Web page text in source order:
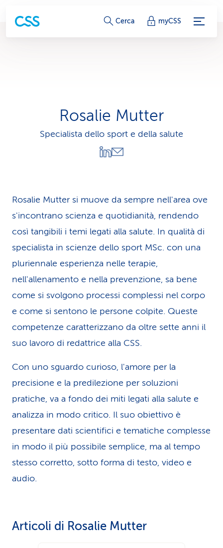
c
g
a
m
n
t
i
i
s
e
r
i
z
i
o
Cerca myCSS
Rosalie Mutter
Specialista dello sport e della salute
Rosalie Mutter si muove da sempre nell'area ove
s'incontrano scienza e quotidianità, rendendo
così tangibili i temi legati alla salute. In qualità di
specialista in scienze dello sport MSc. con una
pluriennale esperienza nelle terapie,
nell'allenamento e nella prevenzione, sa bene
come si svolgono processi complessi nel corpo
e come si sentono le persone colpite. Queste
competenze caratterizzano da oltre sette anni il
suo lavoro di redattrice alla CSS.
Con uno sguardo curioso, l'amore per la
precisione e la predilezione per soluzioni
pratiche, va a fondo dei miti legati alla salute e
analizza in modo critico. Il suo obiettivo è
presentare dati scientifici e tematiche complesse
in modo il più possibile semplice, ma al tempo
stesso corretto, sotto forma di testo, video e
audio.
Articoli di Rosalie Mutter